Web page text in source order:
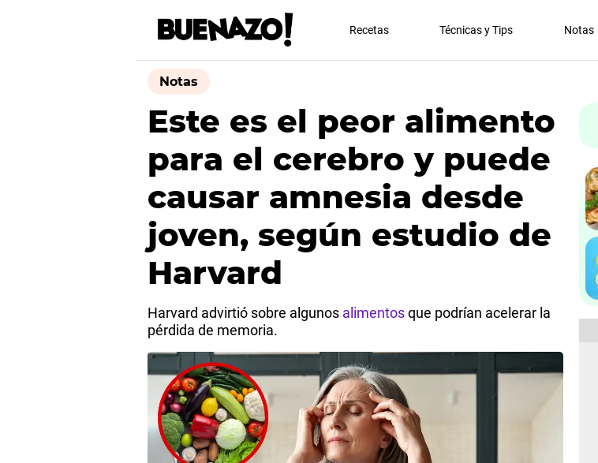
Recetas Técnicas y Tips Notas
Notas
Este es el peor alimento
para el cerebro y puede
causar amnesia desde
joven, según estudio de
Harvard
Harvard advirtió sobre algunos alimentosque podrían acelerar la
pérdida de memoria.